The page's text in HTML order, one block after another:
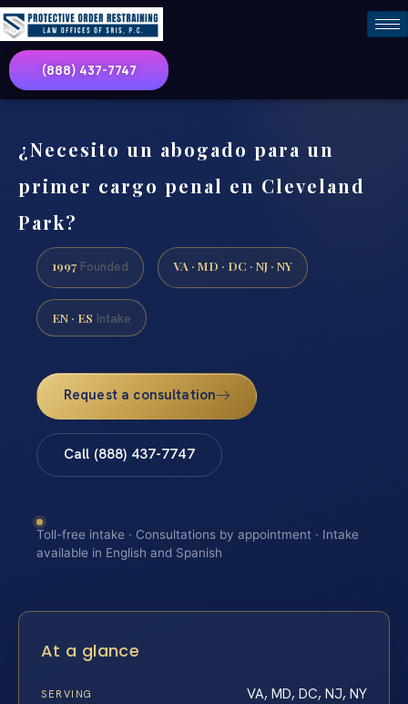
(888) 437-7747
¿Necesito un abogado para un
primer cargo penal en Cleveland
Park?
1997 Founded VA · MD · DC · NJ · NY
EN · ES Intake
Request a consultation
Call (888) 437-7747
Toll-free intake · Consultations by appointment · Intake
available in English and Spanish
At a glance
SERVING VA, MD, DC, NJ, NY